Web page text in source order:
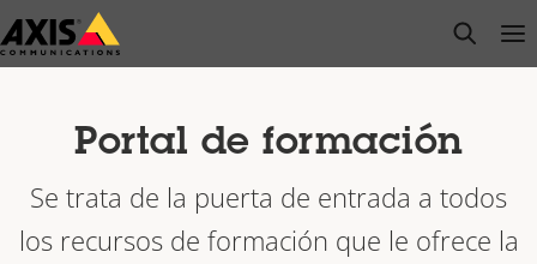
Saltar
al
open
Portal de formación
Se trata de la puerta de entrada a todos
los recursos de formación que le ofrece la